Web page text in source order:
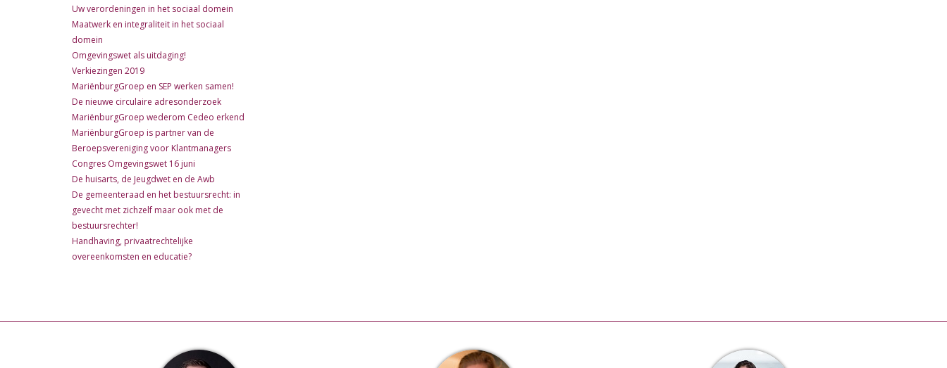
Uw verordeningen in het sociaal domein
Maatwerk en integraliteit in het sociaal
domein
Omgevingswet als uitdaging!
Verkiezingen 2019
MariënburgGroep en SEP werken samen!
De nieuwe circulaire adresonderzoek
MariënburgGroep wederom Cedeo erkend
MariënburgGroep is partner van de
Beroepsvereniging voor Klantmanagers
Congres Omgevingswet 16 juni
De huisarts, de Jeugdwet en de Awb
De gemeenteraad en het bestuursrecht: in
gevecht met zichzelf maar ook met de
bestuursrechter!
Handhaving, privaatrechtelijke
overeenkomsten en educatie?